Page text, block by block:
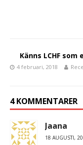
Känns LCHF
4 februari, 2018
4 KOMMENTARER
Jaana
18 AUGUSTI,